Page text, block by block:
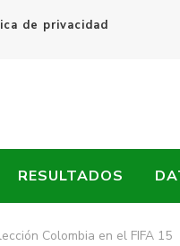
de privacidad
RESULTADOS
Colombia en el FIFA 15